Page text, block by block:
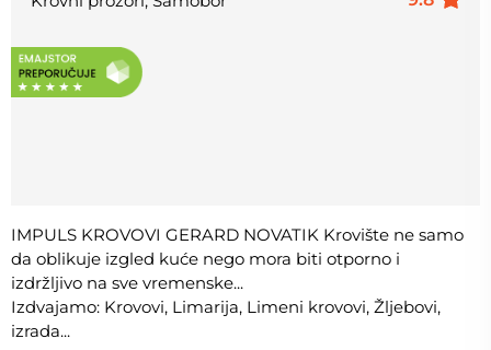
IMPULS KROVOVI GERARD NOVATIK Krovište ne samo
da oblikuje izgled kuće nego mora biti otporno i
izdržljivo na sve vremenske...
Izdvajamo: Krovovi, Limarija, Limeni krovovi, Žljebovi,
izrada...